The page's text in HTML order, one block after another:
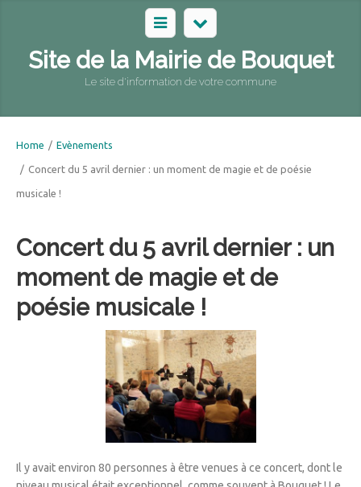
Site de la Mairie de Bouquet
Le site d'information de votre commune
Home / Evènements
/ Concert du 5 avril dernier : un moment de magie et de poésie
musicale !
Concert du 5 avril dernier : un
moment de magie et de
poésie musicale !
Il y avait environ 80 personnes à être venues à ce concert, dont le